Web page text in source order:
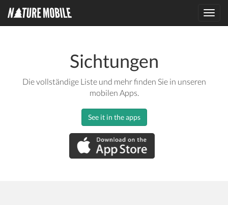
Sichtungen
Die vollständige Liste und mehr finden Sie in unseren
mobilen Apps.
See it in the apps